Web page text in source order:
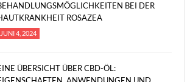
BEI DER
ROSAZEA
JUNI 4, 2024
ÜBERSICHT ÜBER CBD-ÖL: